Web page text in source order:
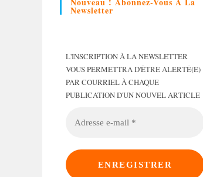
Newsletter
L'INSCRIPTION À LA NEWSLETTER
VOUS PERMETTRA D'ÊTRE ALERTÉ(E)
PAR COURRIEL À CHAQUE
PUBLICATION D'UN NOUVEL ARTICLE